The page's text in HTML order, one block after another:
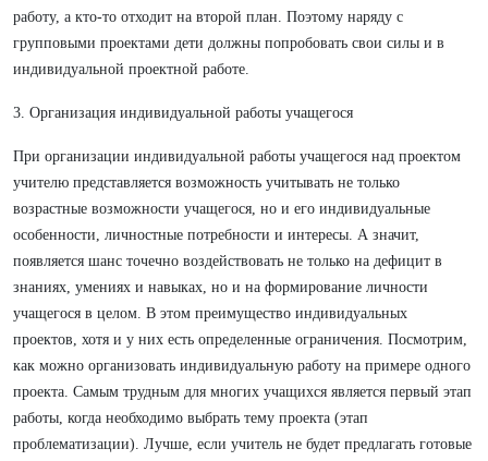
работу, а кто-то отходит на второй план. Поэтому наряду с
групповыми проектами дети должны попробовать свои силы и в
индивидуальной проектной работе.
3. Организация индивидуальной работы учащегося
При организации индивидуальной работы учащегося над проектом
учителю представляется возможность учитывать не только
возрастные возможности учащегося, но и его индивидуальные
особенности, личностные потребности и интересы. А значит,
появляется шанс точечно воздействовать не только на дефицит в
знаниях, умениях и навыках, но и на формирование личности
учащегося в целом. В этом преимущество индивидуальных
проектов, хотя и у них есть определенные ограничения. Посмотрим,
как можно организовать индивидуальную работу на примере одного
проекта. Самым трудным для многих учащихся является первый этап
работы, когда необходимо выбрать тему проекта (этап
проблематизации). Лучше, если учитель не будет предлагать готовые